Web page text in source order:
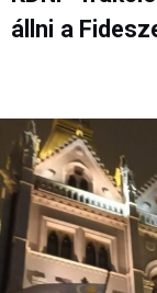
állni a